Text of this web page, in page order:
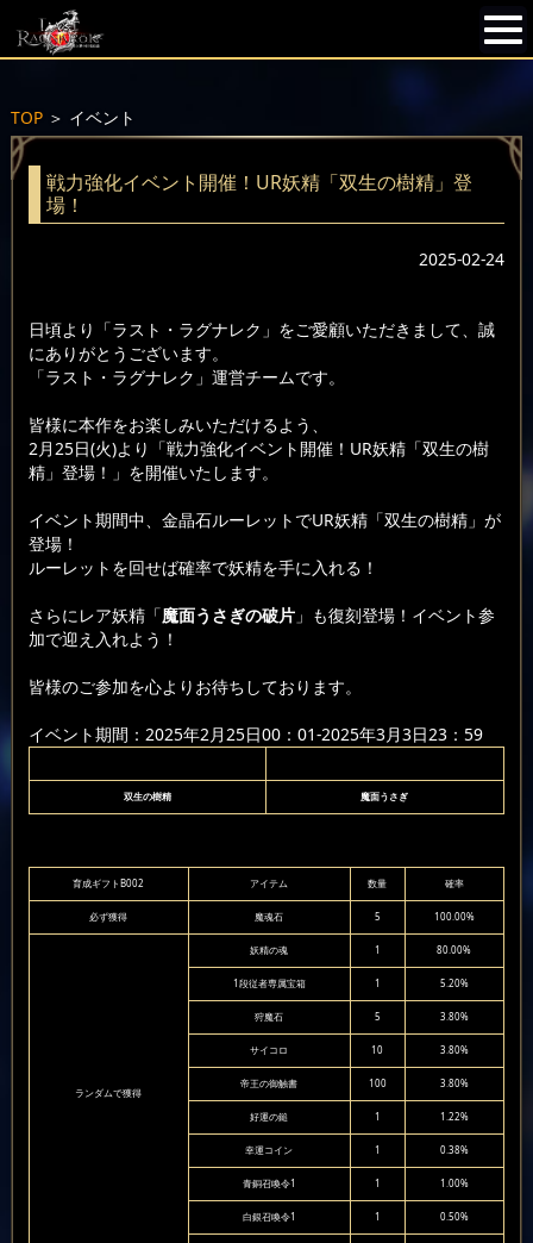
TOP＞ イベント
戦力強化イベント開催！UR妖精「双生の樹精」登
場！
2025-02-24
日頃より「ラスト・ラグナレク」をご愛顧いただきまして、誠
にありがとうございます。
「ラスト・ラグナレク」運営チームです。
皆様に本作をお楽しみいただけるよう、
2月25日(火)より「戦力強化イベント開催！UR妖精「双生の樹
精」登場！」を開催いたします。
イベント期間中、金晶石ルーレットでUR妖精「双生の樹精」が
登場！
ルーレットを回せば確率で妖精を手に入れる！
さらにレア妖精「魔面うさぎの破片」も復刻登場！イベント参
加で迎え入れよう！
皆様のご参加を心よりお待ちしております。
イベント期間：2025年2月25日00：01-2025年3月3日23：59
双生の樹精 魔面うさぎ
育成ギフトB002 アイテム 数量 確率
必ず獲得 魔魂石 5 100.00%
ランダムで獲得
妖精の魂 1 80.00%
1段従者専属宝箱 1 5.20%
狩魔石 5 3.80%
サイコロ 10 3.80%
帝王の御触書 100 3.80%
好運の鎚 1 1.22%
幸運コイン 1 0.38%
青銅召喚令1 1 1.00%
白銀召喚令1 1 0.50%